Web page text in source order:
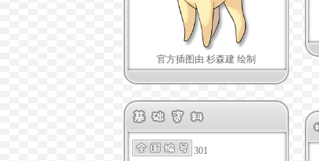
官方插图由 杉森建 绘制
301